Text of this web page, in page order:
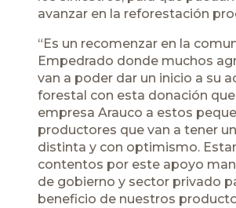
avanzar en la reforestación
“Es un recomenzar en la
Empedrado donde muchos
van a poder dar un inicio a su
forestal con esta donación que
empresa Arauco a estos
productores que van a tener
distinta y con optimismo.
contentos por este apoyo
de gobierno y sector privado
beneficio de nuestros